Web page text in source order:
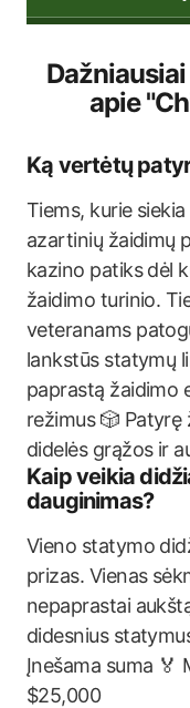
apie
Ką vertėtų
Tiems, kurie
azartinių žaidimų
kazino patiks dėl
žaidimo turinio.
veteranams
lankstūs statymų
paprastą žaidimo
režimus 🎲
didelės grąžos ir
Kaip veikia
dauginimas?
Vieno statymo
prizas. Vienas
nepaprastai
didesnius
Įnešama suma 🏅
$25,000